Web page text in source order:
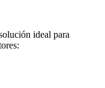
ideal para